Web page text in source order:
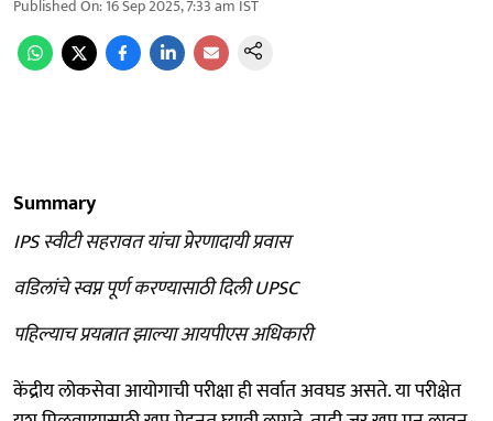
Published On:16 Sep 2025, 7:33 am IST
Summary
IPS स्वीटी सहरावत यांचा प्रेरणादायी प्रवास
वडिलांचे स्वप्न पूर्ण करण्यासाठी दिली UPSC
पहिल्याच प्रयत्नात झाल्या आयपीएस अधिकारी
केंद्रीय लोकसेवा आयोगाची परीक्षा ही सर्वात अवघड असते. या परीक्षेत